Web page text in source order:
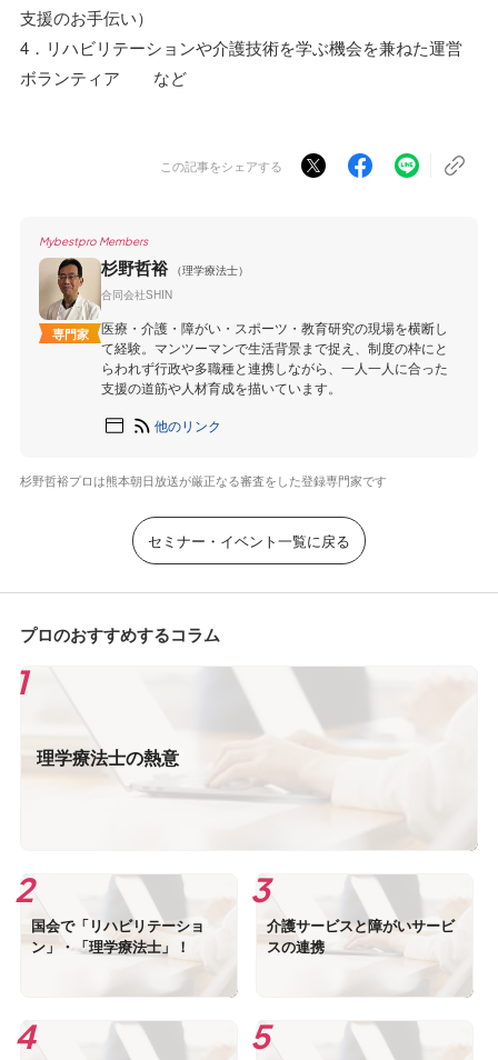
支援のお手伝い）
4．リハビリテーションや介護技術を学ぶ機会を兼ねた運営
ボランティア など
この記事をシェアする
Mybestpro Members
専門家
杉野哲裕
（理学療法士）
合同会社SHIN
医療・介護・障がい・スポーツ・教育研究の現場を横断し
て経験。マンツーマンで生活背景まで捉え、制度の枠にと
らわれず行政や多職種と連携しながら、一人一人に合った
支援の道筋や人材育成を描いています。
他のリンク
杉野哲裕プロは熊本朝日放送が厳正なる審査をした登録専門家です
セミナー・イベント一覧に戻る
プロのおすすめするコラム
理学療法士の熱意
国会で「リハビリテーショ
ン」・「理学療法士」！
介護サービスと障がいサービ
スの連携